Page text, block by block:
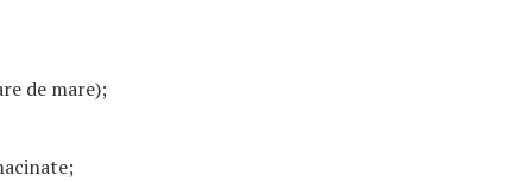
de mare);